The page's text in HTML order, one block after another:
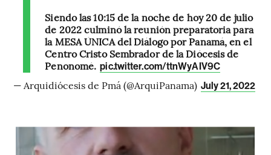
Siendo las 10:15 de la noche de hoy 20 de julio
de 2022 culminó la reunión preparatoria para
la MESA ÚNICA del Diálogo por Panamá, en el
Centro Cristo Sembrador de la Diócesis de
Penonomé. pic.twitter.com/ttnWyAIV9C
— Arquidiócesis de Pmá (@ArquiPanama) July 21, 2022